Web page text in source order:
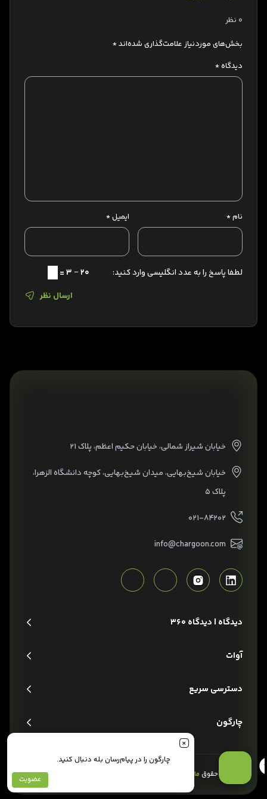
0 نظر
بخش‌های موردنیاز علامت‌گذاری شده‌اند*
دیدگاه*
نام* ایمیل*
لطفا پاسخ را به عدد انگلیسی وارد کنید:
20 − 3 =
ارسال نظر
خیابان شیراز شمالی، خیابان حکیم اعظم، پلاک ۲۱
خیابان شیخ‌بهایی، میدان شیخ‌بهایی، کوچه دانشگاه الزهرا،
پلاک ۵
۰۲۱-۸۴۲۰۲
info@chargoon.com
دیدگاه | دیدگاه 360
آوات
دسترسی سریع
چارگون
تمام حقوق مادی و معنوی است.
چارگون را در پیام‌رسان بله دنبال کنید.
عضویت